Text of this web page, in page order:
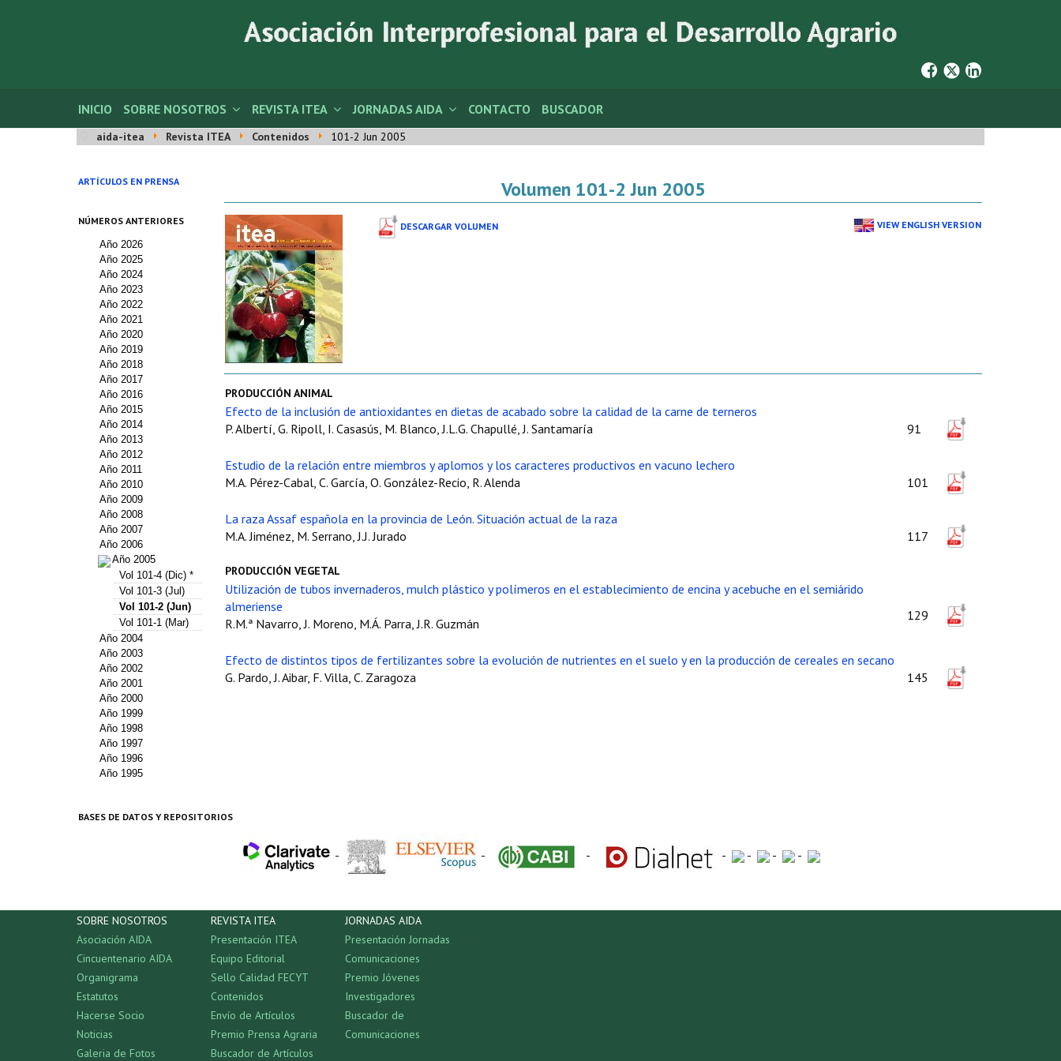
INICIO SOBRE NOSOTROS REVISTA ITEA JORNADAS AIDA CONTACTO BUSCADOR
aida-itea Revista ITEA Contenidos 101-2 Jun 2005
ARTÍCULOS EN PRENSA
NÚMEROS ANTERIORES
Año 2026
Año 2025
Año 2024
Año 2023
Año 2022
Año 2021
Año 2020
Año 2019
Año 2018
Año 2017
Año 2016
Año 2015
Año 2014
Año 2013
Año 2012
Año 2011
Año 2010
Año 2009
Año 2008
Año 2007
Año 2006
Año 2005
Vol 101-4 (Dic) *
Vol 101-3 (Jul)
Vol 101-2 (Jun)
Vol 101-1 (Mar)
Año 2004
Año 2003
Año 2002
Año 2001
Año 2000
Año 1999
Año 1998
Año 1997
Año 1996
Año 1995
Volumen 101-2 Jun 2005
DESCARGAR VOLUMEN VIEW ENGLISH VERSION
PRODUCCIÓN ANIMAL
Efecto de la inclusión de antioxidantes en dietas de acabado sobre la calidad de la carne de terneros
P. Albertí, G. Ripoll, I. Casasús, M. Blanco, J.L.G. Chapullé, J. Santamaría
91
Estudio de la relación entre miembros y aplomos y los caracteres productivos en vacuno lechero
M.A. Pérez-Cabal, C. García, O. González-Recio, R. Alenda
101
La raza Assaf española en la provincia de León. Situación actual de la raza
M.A. Jiménez, M. Serrano, J.J. Jurado
117
PRODUCCIÓN VEGETAL
Utilización de tubos invernaderos, mulch plástico y polímeros en el establecimiento de encina y acebuche en el semiárido
almeriense
R.M.ª Navarro, J. Moreno, M.Á. Parra, J.R. Guzmán
129
Efecto de distintos tipos de fertilizantes sobre la evolución de nutrientes en el suelo y en la producción de cereales en secano
G. Pardo, J. Aibar, F. Villa, C. Zaragoza
145
BASES DE DATOS Y REPOSITORIOS
- - - - - - -
SOBRE NOSOTROS
Asociación AIDA
Cincuentenario AIDA
Organigrama
Estatutos
Hacerse Socio
Noticias
Galeria de Fotos
REVISTA ITEA
Presentación ITEA
Equipo Editorial
Sello Calidad FECYT
Contenidos
Envío de Artículos
Premio Prensa Agraria
Buscador de Artículos
JORNADAS AIDA
Presentación Jornadas
Comunicaciones
Premio Jóvenes
Investigadores
Buscador de
Comunicaciones